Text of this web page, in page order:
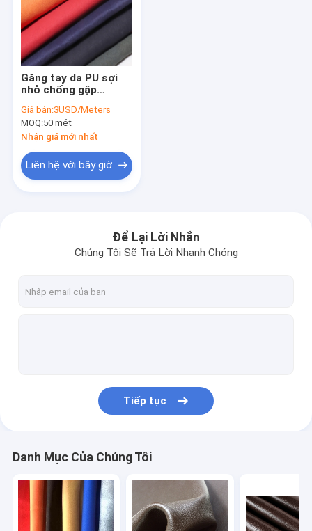
Nhà
Sản phẩm
Về chúng tôi
Găng tay da PU sợi
nhỏ chống gập
dập nổi
Giá bán:3USD/Meters
MOQ:50 mét
Nhận giá mới nhất
Liên hệ với bây giờ
Để Lại Lời Nhắn
Chúng Tôi Sẽ Trả Lời Nhanh Chóng
Tiếp tục
Danh Mục Của Chúng Tôi